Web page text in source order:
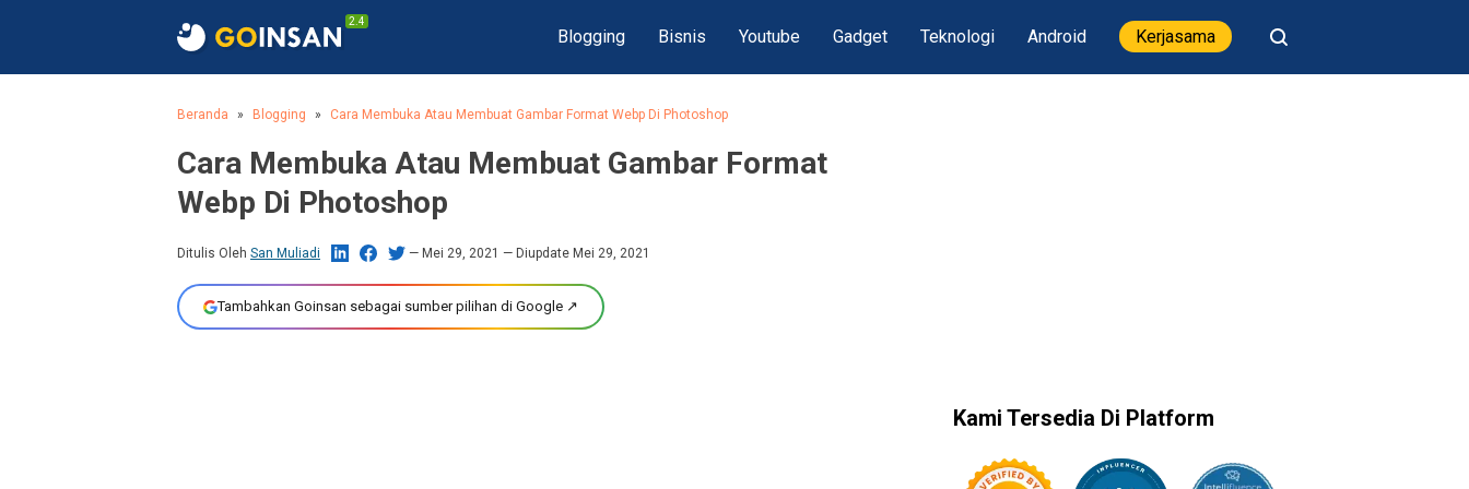
2.4
Blogging Bisnis Youtube Gadget Teknologi Android Kerjasama
Beranda Blogging Cara Membuka Atau Membuat Gambar Format Webp Di Photoshop
Cara Membuka Atau Membuat Gambar Format
Webp Di Photoshop
Ditulis Oleh San Muliadi Mei 29, 2021 — Diupdate Mei 29, 2021
Tambahkan Goinsan sebagai sumber pilihan di Google ↗
Kami Tersedia Di Platform